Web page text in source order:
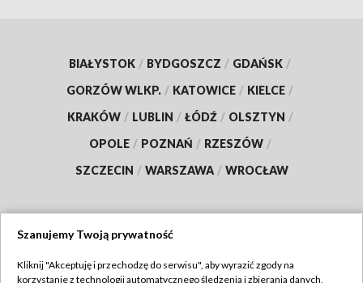
BIAŁYSTOK / BYDGOSZCZ / GDAŃSK /
GORZÓW WLKP. / KATOWICE / KIELCE /
KRAKÓW / LUBLIN / ŁÓDŹ / OLSZTYN /
OPOLE / POZNAŃ / RZESZÓW /
SZCZECIN / WARSZAWA / WROCŁAW
Szanujemy Twoją prywatność
Kliknij "Akceptuję i przechodzę do serwisu", aby wyrazić zgody na
korzystanie z technologii automatycznego śledzenia i zbierania danych,